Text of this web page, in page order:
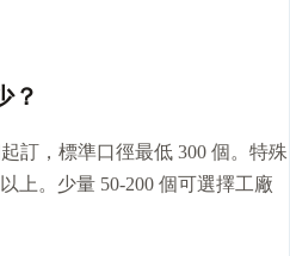
？
訂，標準口徑最低 300 個。特殊
上。少量 50-200 個可選擇工廠